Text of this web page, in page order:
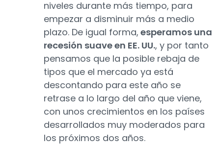
niveles durante más tiempo, para
empezar a disminuir más a medio
plazo. De igual forma, esperamos una
recesión suave en EE. UU., y por tanto
pensamos que la posible rebaja de
tipos que el mercado ya está
descontando para este año se
retrase a lo largo del año que viene,
con unos crecimientos en los países
desarrollados muy moderados para
los próximos dos años.